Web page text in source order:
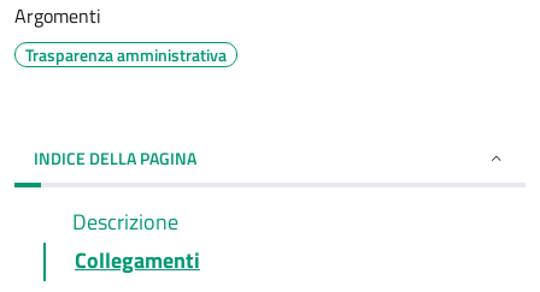
Argomenti
Trasparenza amministrativa
INDICE DELLA PAGINA
Descrizione
Collegamenti